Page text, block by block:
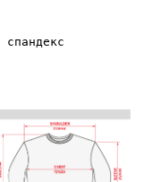
спандекс